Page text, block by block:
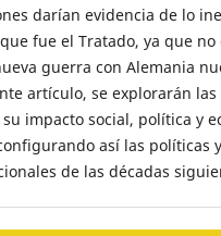
darían evidencia de lo
fue el Tratado, ya que no
guerra con Alemania
artículo, se explorarán las
impacto social, política y
así las políticas
de las décadas